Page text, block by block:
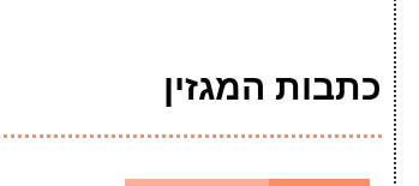
כתבות המגזין